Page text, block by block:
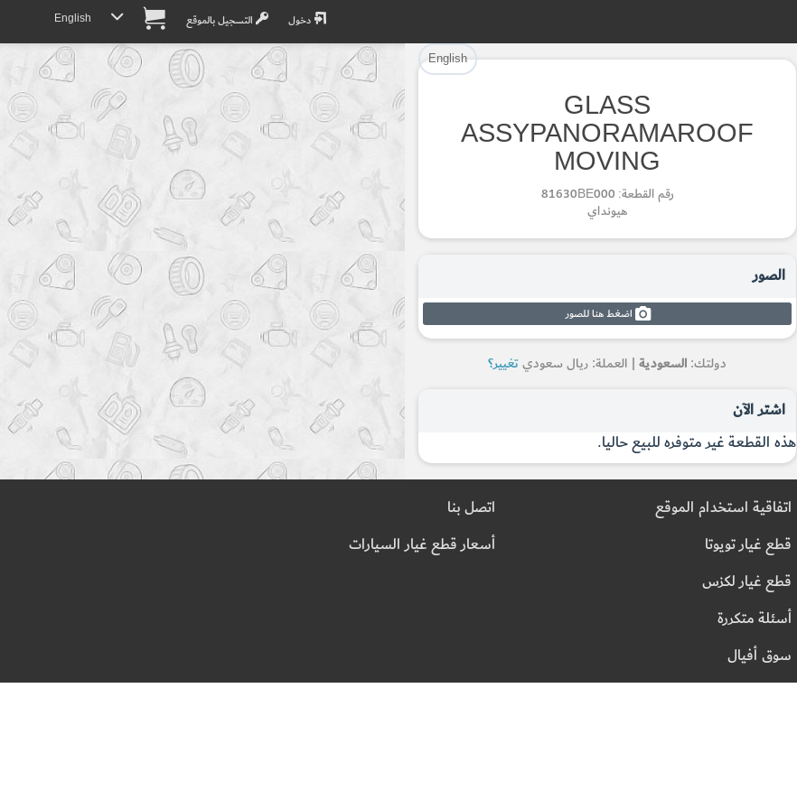
دخول التسجيل بالموقع English
English
GLASS
ASSYPANORAMAROOF
MOVING
رقم القطعة: 81630BE000
هيونداي
الصور
اضغط هنا للصور
دولتك: السعودية | العملة: ريال سعوديتغيير؟
اشتر الآن
هذه القطعة غير متوفره للبيع حاليا.
تم إضافة القطعة بنجاح.
Part Successfully Selected
Return to Search Page
تم إضافة القطعة للسلة بنجاح.
Part Added to Cart
Checkout
اتفاقية استخدام الموقع
قطع غيار تويوتا
قطع غيار لكزس
أسئلة متكررة
سوق أفيال
اتصل بنا
أسعار قطع غيار السيارات